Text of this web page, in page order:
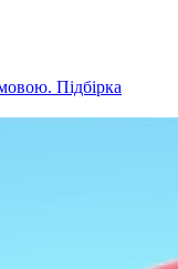
Підбірка